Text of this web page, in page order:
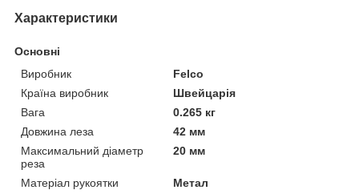
Характеристики
Основні
Виробник
Felco
Країна виробник
Швейцарія
Вага
0.265 кг
Довжина леза
42 мм
Максимальний діаметр
реза
20 мм
Матеріал рукоятки
Метал